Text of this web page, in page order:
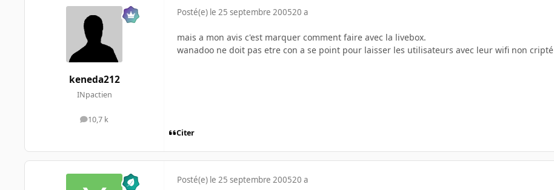
keneda212
INpactien
10,7 k
messages
Posté(e) le 25 septembre 200520 a
mais a mon avis c'est marquer comment faire avec la livebox.
wanadoo ne doit pas etre con a se point pour laisser les utilisateurs avec leur wifi non cripté
Citer
Posté(e) le 25 septembre 200520 a